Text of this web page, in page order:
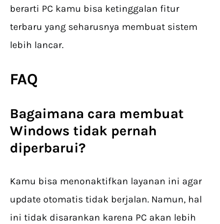
berarti PC kamu bisa ketinggalan fitur
terbaru yang seharusnya membuat sistem
lebih lancar.
FAQ
Bagaimana cara membuat
Windows tidak pernah
diperbarui?
Kamu bisa menonaktifkan layanan ini agar
update otomatis tidak berjalan. Namun, hal
ini tidak disarankan karena PC akan lebih